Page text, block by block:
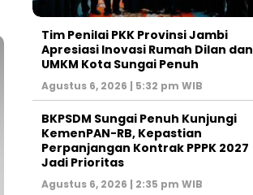
Tim Penilai PKK Provinsi Jambi
Apresiasi Inovasi Rumah Dilan dan
UMKM Kota Sungai Penuh
Agustus 6, 2026 | 5:32 pm WIB
BKPSDM Sungai Penuh Kunjungi
KemenPAN-RB, Kepastian
Perpanjangan Kontrak PPPK 2027
Jadi Prioritas
Agustus 6, 2026 | 2:35 pm WIB